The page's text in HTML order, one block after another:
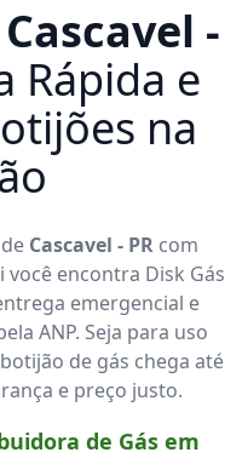
Cascavel -
e
na
Cascavel - PRcom
encontra Disk Gás
emergencial e
ANP. Seja para uso
de gás chega até
e preço justo.
de Gás em